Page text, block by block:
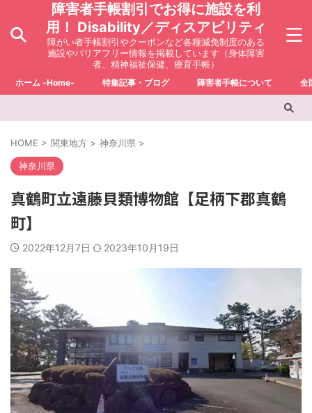
障害者手帳割引でお得に施設を利
用！ Disability／ディスアビリティ
障がい者手帳割引やクーポンなど各種減免制度のある
施設やバリアフリー情報を掲載しています（身体障害
者、精神福祉保健、療育手帳）
ホーム -Home- 特集記事・ブログ 障害者手帳について 全
HOME > 関東地方 > 神奈川県 >
神奈川県
真鶴町立遠藤貝類博物館【足柄下郡真鶴
町】
2022年12月7日 2023年10月19日